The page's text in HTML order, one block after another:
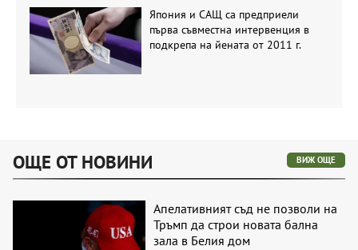
Япония и САЩ са предприели
първа съвместна интервенция в
подкрепа на йената от 2011 г.
ОЩЕ ОТ НОВИНИ ВИЖ ОЩЕ
Апелативният съд не позволи на
Тръмп да строи новата бална
зала в Белия дом